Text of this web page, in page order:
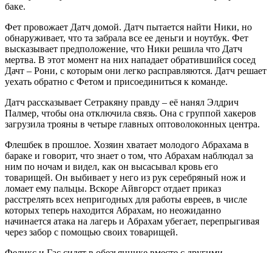
баке.
Фет провожает Датч домой. Датч пытается найти Ники, но
обнаруживает, что та забрала все ее деньги и ноутбук. Фет
высказывает предположение, что Ники решила что Датч
мертва. В этот момент на них нападает обратившийся сосед
Дачт – Рони, с которым они легко расправляются. Датч решает
уехать обратно с Фетом и присоединиться к команде.
Датч рассказывает Сетракяну правду – её нанял Элдрич
Палмер, чтобы она отключила связь. Она с группой хакеров
загрузила трояны в четыре главных оптоволоконных центра.
Флешбек в прошлое. Хозяин хватает молодого Абрахама в
бараке и говорит, что знает о том, что Абрахам наблюдал за
ним по ночам и видел, как он высасывал кровь его
товарищей. Он выбивает у него из рук серебряный нож и
ломает ему пальцы. Вскоре Айвгорст отдает приказ
расстрелять всех непригодных для работы евреев, в числе
которых теперь находится Абрахам, но неожиданно
начинается атака на лагерь и Абрахам убегает, перепрыгивая
через забор с помощью своих товарищей.